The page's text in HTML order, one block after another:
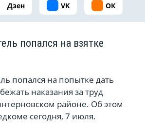
Дзен VK ОК
попался на взятке
попался на попытке дать
наказания за труд
районе. Об этом
сегодня, 7 июля.